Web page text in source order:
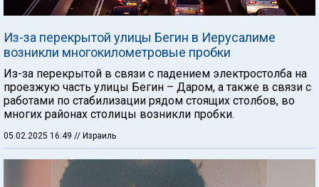
Из-за перекрытой улицы Бегин в Иерусалиме
возникли многокилометровые пробки
Из-за перекрытой в связи с падением электростолба на
проезжую часть улицы Бегин – Даром, а также в связи с
работами по стабилизации рядом стоящих столбов, во
многих районах столицы возникли пробки.
05.02.2025 16:49 // Израиль